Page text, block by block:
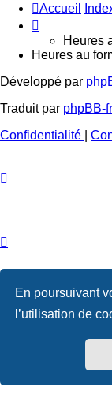
En poursuivant
l’utilisation de
Accueil
Heures
Heures au
Développé par
Traduit par phpBB-
Confidentialité